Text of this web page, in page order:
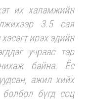
их халамжийн
3.5 сая
ирэх эдийн
учраас тэр
байна. Ёс
ажил хийх
болбол бүгд соц